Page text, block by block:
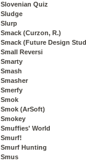
Slovenian Quiz
Sludge
Slurp
Smack (Curzon, R.)
Smack (Future Design
Small Reversi
Smarty
Smash
Smasher
Smerfy
Smok
Smok (ArSoft)
Smokey
Smuffies' World
Smurf!
Smurf Hunting
Smus